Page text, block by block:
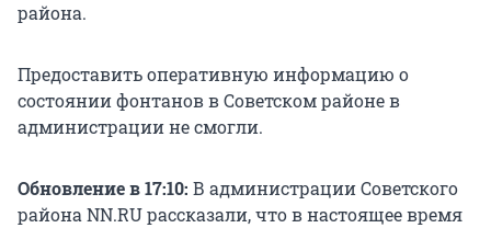
района.
Предоставить оперативную информацию о
состоянии фонтанов в Советском районе в
администрации не смогли.
Обновление в 17:10: В администрации Советского
района NN.RU рассказали, что в настоящее время